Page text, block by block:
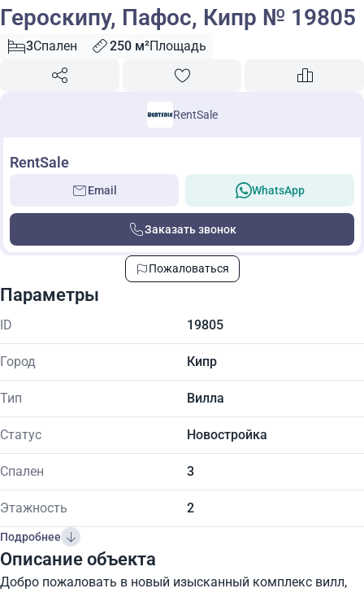
Героскипу, Пафос, Кипр № 19805
3Спален 250 м²Площадь
RentSale
RentSale
Email WhatsApp
Заказать звонок
Пожаловаться
Параметры
ID 19805
Город Кипр
Тип Вилла
Статус Новостройка
Спален 3
Этажность 2
Подробнее
Описание объекта
Добро пожаловать в новый изысканный комплекс вилл,